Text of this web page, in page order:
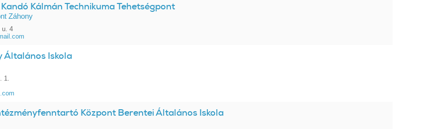
Kálmán Technikuma Tehetségpont
Záhony
u. 4
Általános Iskola
1.
Központ Berentei Általános Iskola